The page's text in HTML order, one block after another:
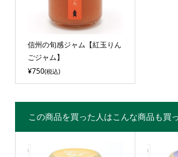
信州の旬感ジャム【紅玉りん
ごジャム】
¥750(税込)
この商品を買った人はこんな商品も買